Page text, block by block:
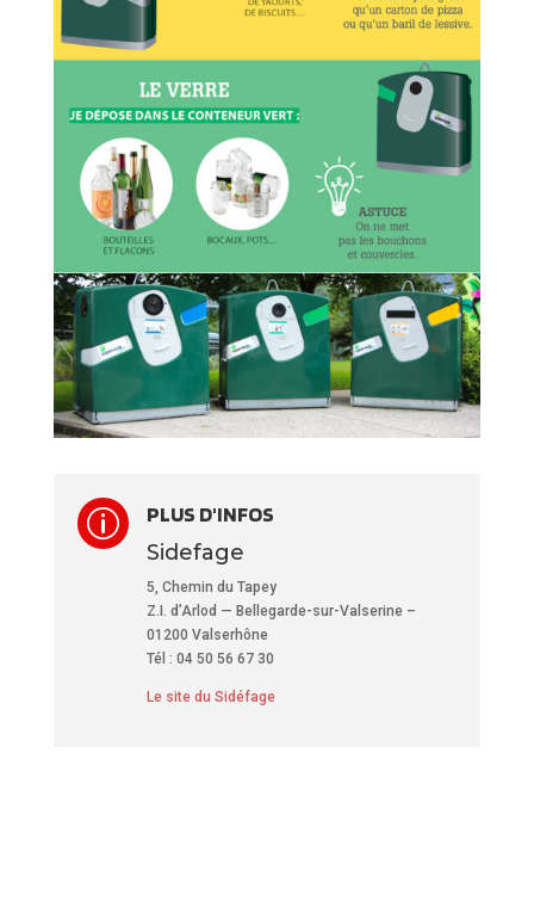
p PLUS D'INFOS
Sidefage
5, Chemin du Tapey
Z.I. d’Arlod — Bellegarde-sur-Valserine –
01200 Valserhône
Tél : 04 50 56 67 30
Le site du Sidéfage